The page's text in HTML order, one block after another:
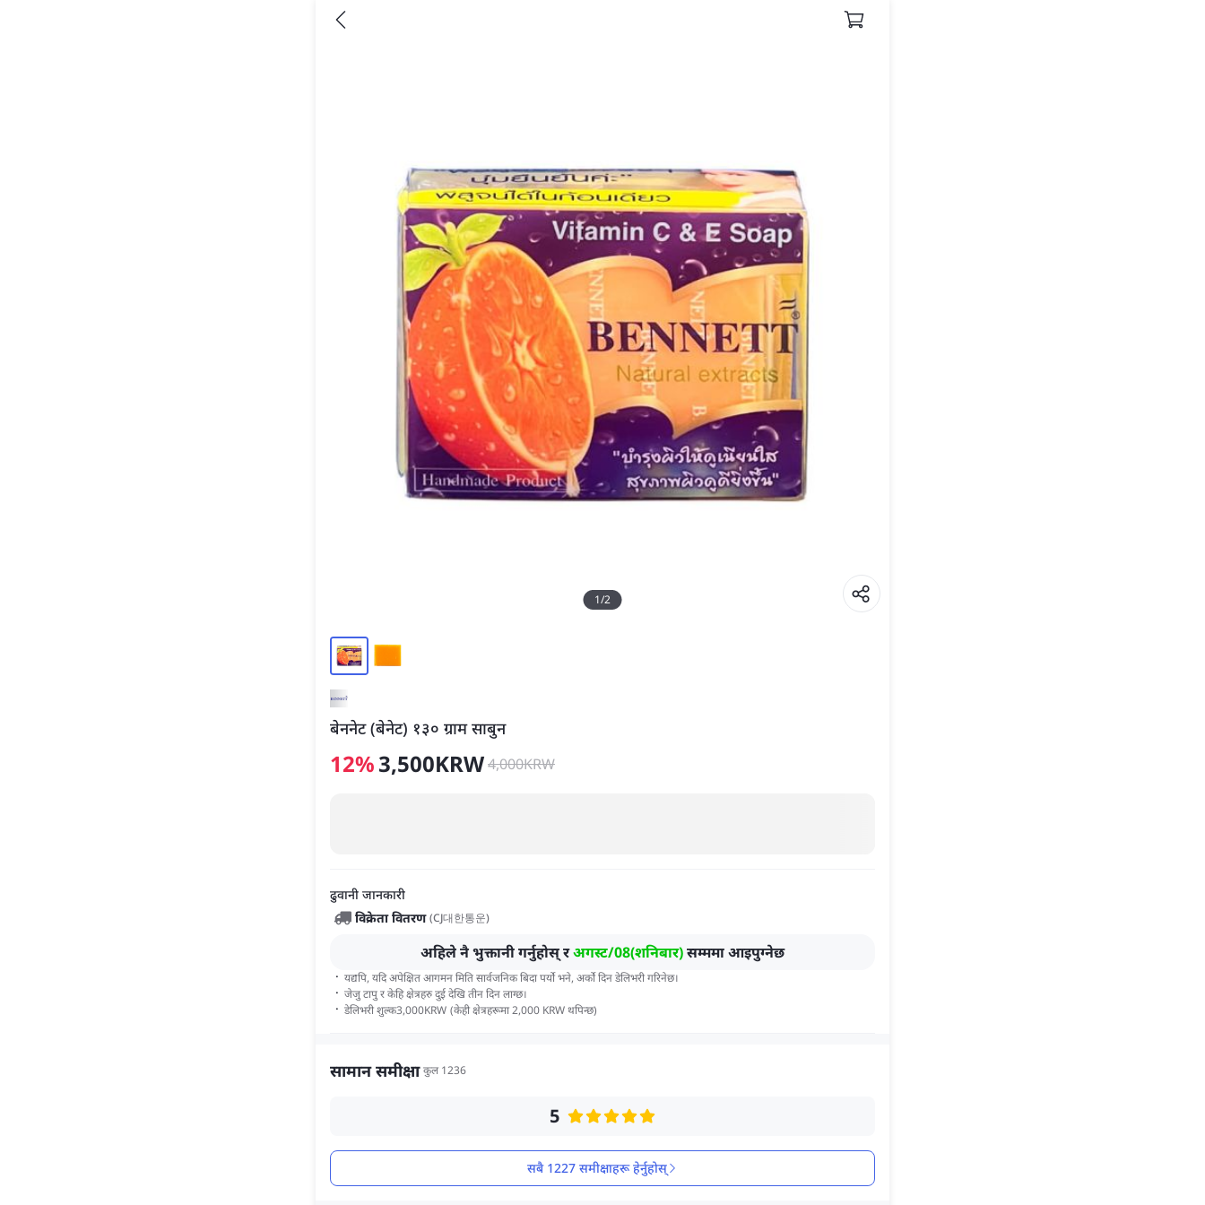
1/2
बेननेट (बेनेट) १३० ग्राम साबुन
12%3,500KRW4,000KRW
ढुवानी जानकारी
विक्रेता वितरण (CJ대한통운)
अहिले नै भुक्तानी गर्नुहोस् रअगस्ट/08(शनिबार)सम्ममा आइपुग्नेछ
· यद्यपि, यदि अपेक्षित आगमन मिति सार्वजनिक बिदा पर्यो भने, अर्को दिन डेलिभरी गरिनेछ।
· जेजु टापु र केहि क्षेत्रहरु दुई देखि तीन दिन लाग्छ।
· डेलिभरी शुल्क3,000KRW (केही क्षेत्रहरूमा 2,000 KRW थपिन्छ)
सामान समीक्षा कुल 1236
5
सबै 1227 समीक्षाहरू हेर्नुहोस्